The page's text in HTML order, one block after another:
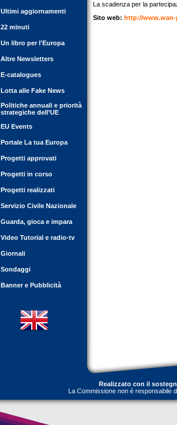
Ultimi aggiornamenti
22 minuti
Un libro per l'Europa
Altre Newsletters
E-catalogues
Lotta alle Fake News
Politiche annuali e priorità
strategiche dell’UE
EU Events
Portale La tua Europa
Progetti approvati
Progetti in corso
Progetti realizzati
Servizio Civile Nazionale
Guarda, gioca e impara
Video Tutorial e radio-tv
Giornali
Sondaggi
Banner e Pubblicità
La scadenza per la
Sito web: http://www.wan-
Realizzato con il
La Commissione non è responsabile